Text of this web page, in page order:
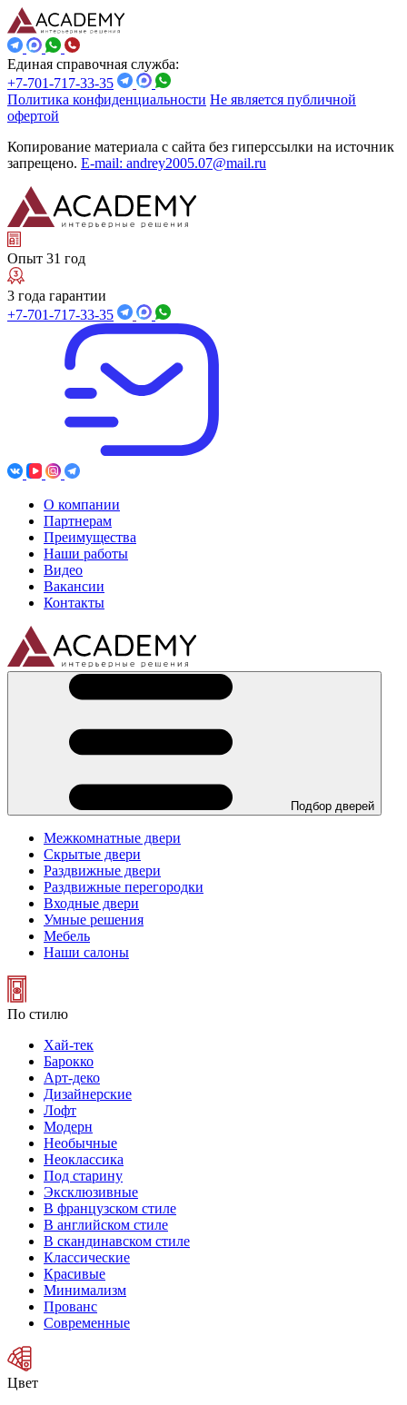
Единая справочная служба:
+7-701-717-33-35
Политика конфиденциальности Не является публичной
офертой
Копирование материала с сайта без гиперссылки на источник
запрещено. E-mail: andrey2005.07@mail.ru
Опыт 31 год
3 года гарантии
+7-701-717-33-35
О компании
Партнерам
Преимущества
Наши работы
Видео
Вакансии
Контакты
Подбор дверей
Межкомнатные двери
Скрытые двери
Раздвижные двери
Раздвижные перегородки
Входные двери
Умные решения
Мебель
Наши салоны
По стилю
Хай-тек
Барокко
Арт-деко
Дизайнерские
Лофт
Модерн
Необычные
Неоклассика
Под старину
Эксклюзивные
В французском стиле
В английском стиле
В скандинавском стиле
Классические
Красивые
Минимализм
Прованс
Современные
Цвет